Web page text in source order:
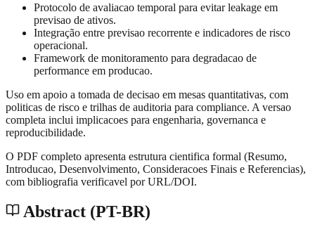
Protocolo de avaliacao temporal para evitar leakage em
previsao de ativos.
Integração entre previsao recorrente e indicadores de risco
operacional.
Framework de monitoramento para degradacao de
performance em producao.
Uso em apoio a tomada de decisao em mesas quantitativas, com
politicas de risco e trilhas de auditoria para compliance. A versao
completa inclui implicacoes para engenharia, governanca e
reproducibilidade.
O PDF completo apresenta estrutura cientifica formal (Resumo,
Introducao, Desenvolvimento, Consideracoes Finais e Referencias),
com bibliografia verificavel por URL/DOI.
Abstract (PT-BR)